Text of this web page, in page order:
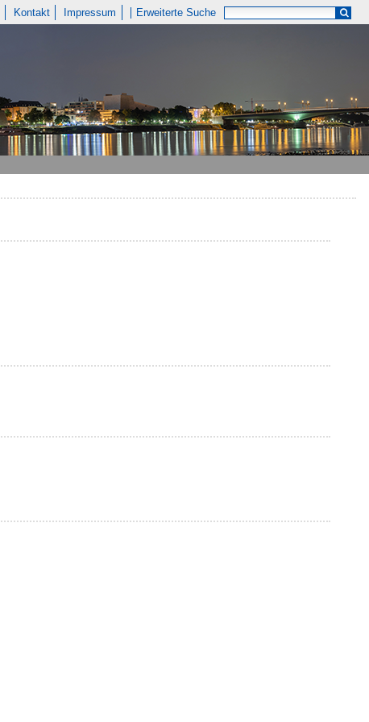
Kontakt Impressum Erweiterte Suche